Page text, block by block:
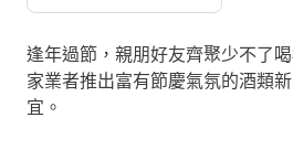
逢年過節，親朋好友齊聚少不了
家業者推出富有節慶氣氛的酒類
宜。